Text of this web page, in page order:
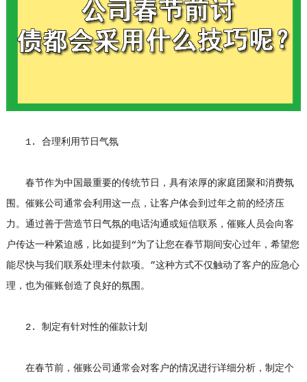
1. 合理利用节日气氛
春节作为中国最重要的传统节日，具有浓厚的家庭团聚和消费氛
围。催账公司通常会利用这一点，让客户体会到过年之前的经济压
力。通过善于营造节日气氛的电话沟通或短信联系，催账人员会向客
户传达一种紧迫感，比如提到“为了让您在春节期间安心过年，希望您
能尽快与我们联系处理未付款项。”这种方式不仅触动了客户的应急心
理，也为催账创造了良好的氛围。
2. 制定有针对性的催款计划
在春节前，催账公司通常会对客户的情况进行详细分析，制定个